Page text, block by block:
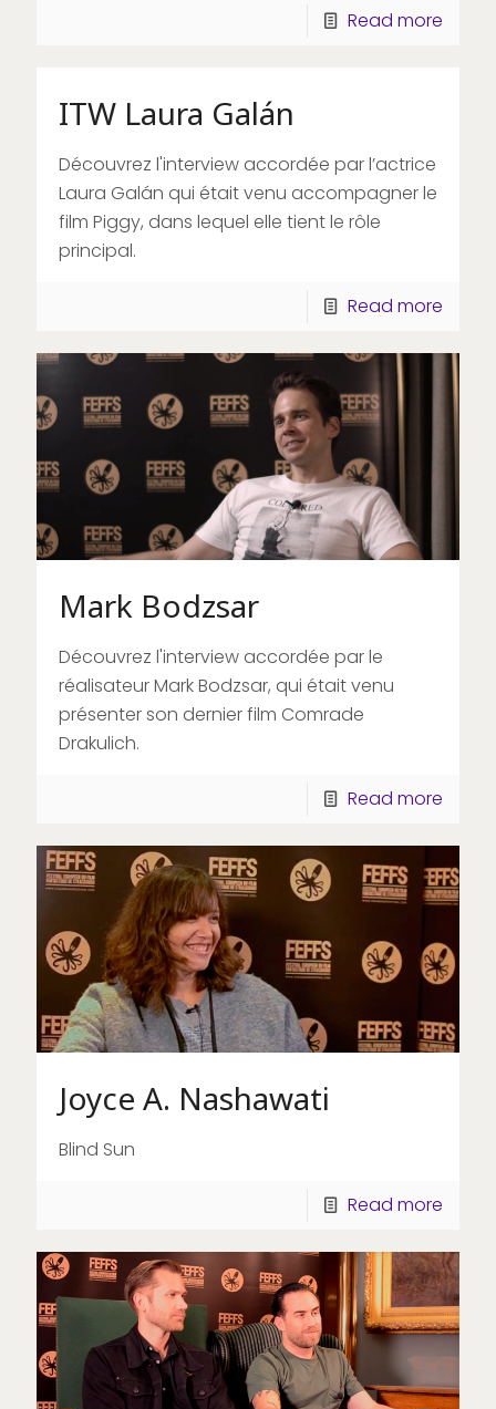
Read more
ITW Laura Galán
Découvrez l'interview accordée par l’actrice
Laura Galán qui était venu accompagner le
film Piggy, dans lequel elle tient le rôle
principal.
Read more
Mark Bodzsar
Découvrez l'interview accordée par le
réalisateur Mark Bodzsar, qui était venu
présenter son dernier film Comrade
Drakulich.
Read more
Joyce A. Nashawati
Blind Sun
Read more